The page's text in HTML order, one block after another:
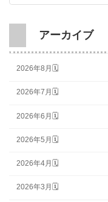
アーカイブ
2026年8月🗓
2026年7月🗓
2026年6月🗓
2026年5月🗓
2026年4月🗓
2026年3月🗓